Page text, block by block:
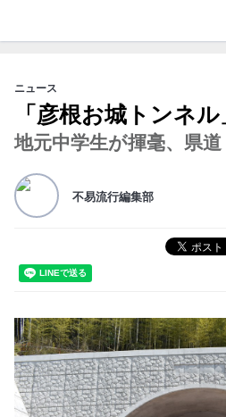
ニュース
「彦根お城トンネ
地元中学生が揮毫、県
不易流行編集部